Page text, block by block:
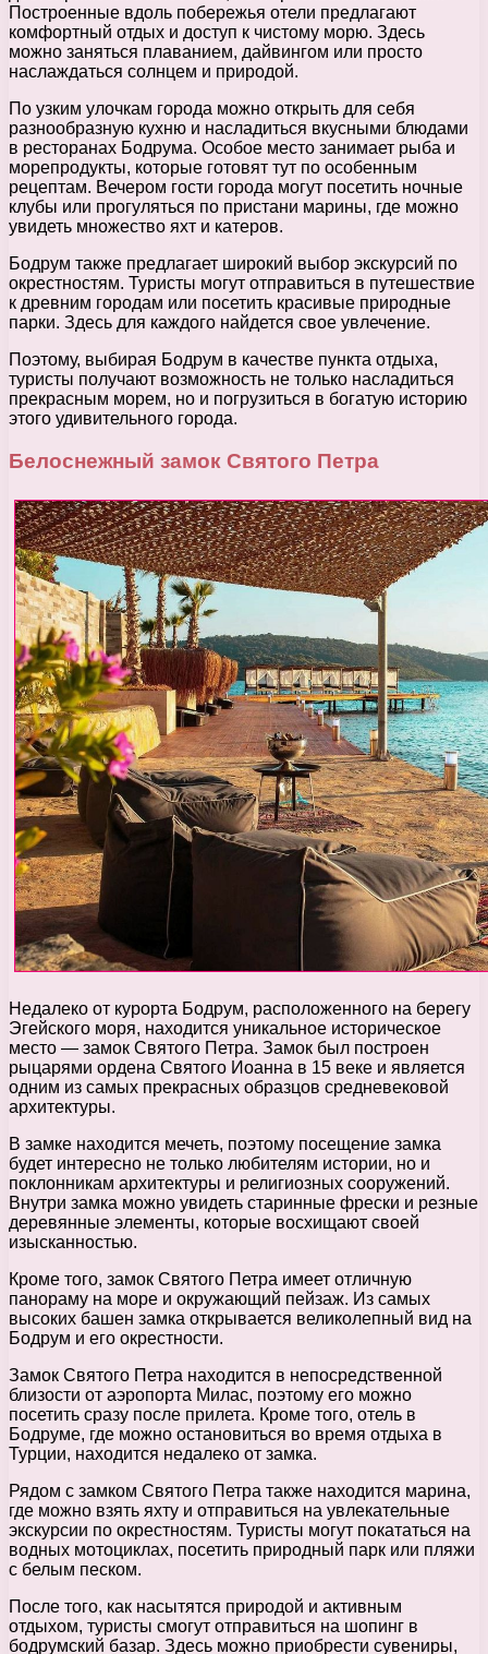
Построенные вдоль побережья отели предлагают
комфортный отдых и доступ к чистому морю. Здесь
можно заняться плаванием, дайвингом или просто
наслаждаться солнцем и природой.
По узким улочкам города можно открыть для себя
разнообразную кухню и насладиться вкусными блюдами
в ресторанах Бодрума. Особое место занимает рыба и
морепродукты, которые готовят тут по особенным
рецептам. Вечером гости города могут посетить ночные
клубы или прогуляться по пристани марины, где можно
увидеть множество яхт и катеров.
Бодрум также предлагает широкий выбор экскурсий по
окрестностям. Туристы могут отправиться в путешествие
к древним городам или посетить красивые природные
парки. Здесь для каждого найдется свое увлечение.
Поэтому, выбирая Бодрум в качестве пункта отдыха,
туристы получают возможность не только насладиться
прекрасным морем, но и погрузиться в богатую историю
этого удивительного города.
Белоснежный замок Святого Петра
Недалеко от курорта Бодрум, расположенного на берегу
Эгейского моря, находится уникальное историческое
место — замок Святого Петра. Замок был построен
рыцарями ордена Святого Иоанна в 15 веке и является
одним из самых прекрасных образцов средневековой
архитектуры.
В замке находится мечеть, поэтому посещение замка
будет интересно не только любителям истории, но и
поклонникам архитектуры и религиозных сооружений.
Внутри замка можно увидеть старинные фрески и резные
деревянные элементы, которые восхищают своей
изысканностью.
Кроме того, замок Святого Петра имеет отличную
панораму на море и окружающий пейзаж. Из самых
высоких башен замка открывается великолепный вид на
Бодрум и его окрестности.
Замок Святого Петра находится в непосредственной
близости от аэропорта Милас, поэтому его можно
посетить сразу после прилета. Кроме того, отель в
Бодруме, где можно остановиться во время отдыха в
Турции, находится недалеко от замка.
Рядом с замком Святого Петра также находится марина,
где можно взять яхту и отправиться на увлекательные
экскурсии по окрестностям. Туристы могут покататься на
водных мотоциклах, посетить природный парк или пляжи
с белым песком.
После того, как насытятся природой и активным
отдыхом, туристы смогут отправиться на шопинг в
бодрумский базар. Здесь можно приобрести сувениры,